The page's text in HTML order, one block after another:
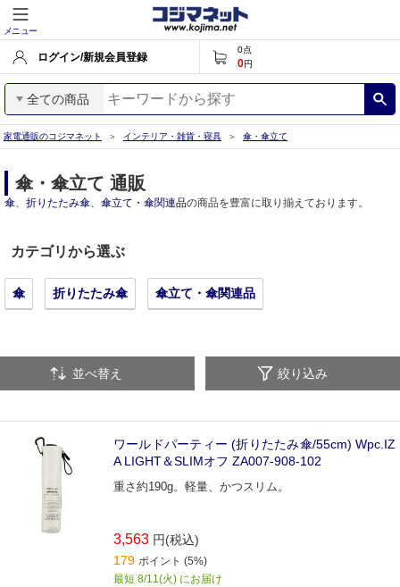
メニュー
ログイン/新規会員登録
0点
0円
全ての商品
家電通販のコジマネット インテリア・雑貨・寝具 傘・傘立て
傘・傘立て 通販
傘、 折りたたみ傘、 傘立て・傘関連品の商品を豊富に取り揃えております。
カテゴリから選ぶ
傘 折りたたみ傘 傘立て・傘関連品
並べ替え 絞り込み
ワールドパーティー (折りたたみ傘/55cm) Wpc.IZ
A LIGHT＆SLIMオフ ZA007-908-102
重さ約190g。軽量、かつスリム。
3,563 円(税込)
179 ポイント (5%)
最短 8/11(火) にお届け